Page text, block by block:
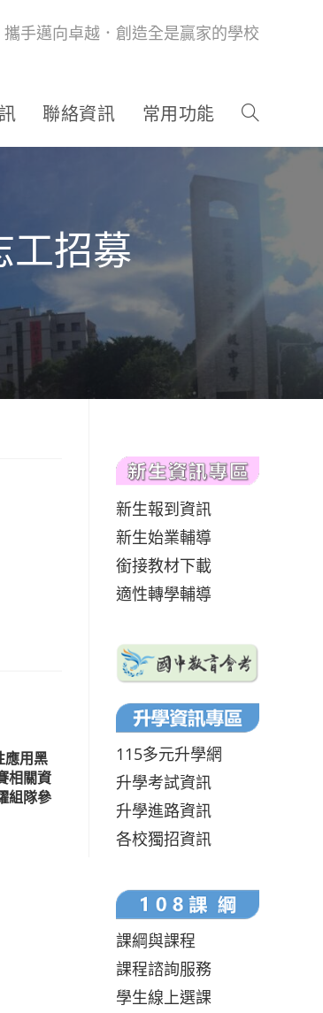
手邁向卓越．創造全是贏家的學校
聯絡資訊 常用功能
工招募
應用黑
相關資
組隊參
新生報到資訊
新生始業輔導
銜接教材下載
適性轉學輔導
115多元升學網
升學考試資訊
升學進路資訊
各校獨招資訊
課綱與課程
課程諮詢服務
學生線上選課